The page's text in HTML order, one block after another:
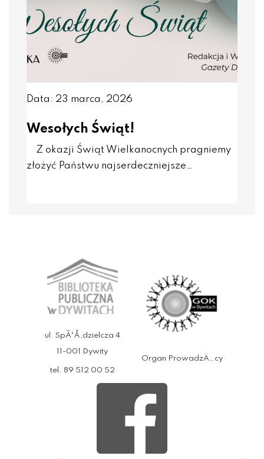
Data: 23 marca, 2026
Wesołych Świąt!
Z okazji Świąt Wielkanocnych pragniemy
złożyć Państwu najserdeczniejsze…
ul. SpÃ³Å‚dzielcza 4
11-001 Dywity
tel. 89 512 00 52
Organ ProwadzÄ…cy